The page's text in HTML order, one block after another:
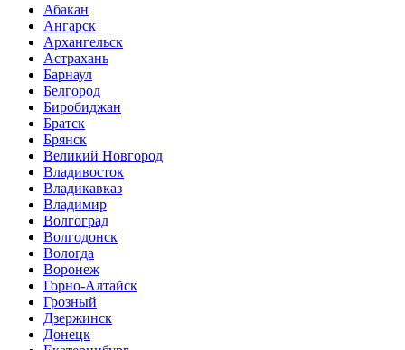
Абакан
Ангарск
Архангельск
Астрахань
Барнаул
Белгород
Биробиджан
Братск
Брянск
Великий Новгород
Владивосток
Владикавказ
Владимир
Волгоград
Волгодонск
Вологда
Воронеж
Горно-Алтайск
Грозный
Дзержинск
Донецк